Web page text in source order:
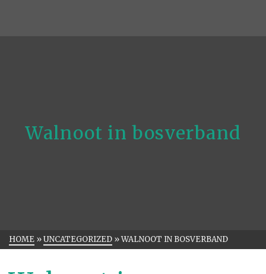
Walnoot in bosverband
HOME »UNCATEGORIZED »WALNOOT IN BOSVERBAND